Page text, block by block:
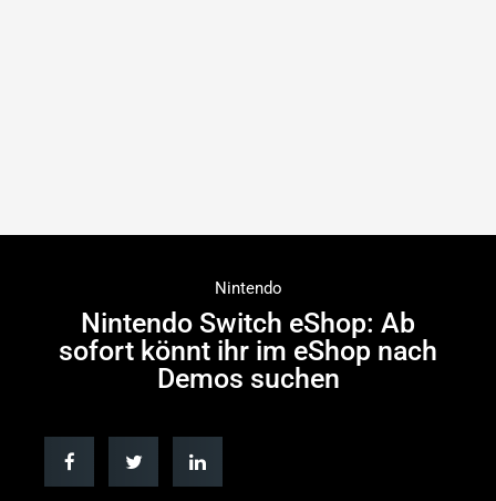
Nintendo
Nintendo Switch eShop: Ab
sofort könnt ihr im eShop nach
Demos suchen